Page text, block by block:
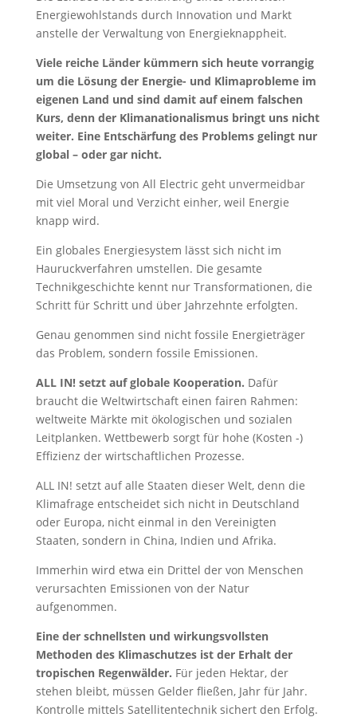
Energiewohlstands durch Innovation und Markt
anstelle der Verwaltung von Energieknappheit.
Viele reiche Länder kümmern sich heute vorrangig
um die Lösung der Energie- und Klimaprobleme im
eigenen Land und sind damit auf einem falschen
Kurs, denn der Klimanationalismus bringt uns nicht
weiter. Eine Entschärfung des Problems gelingt nur
global – oder gar nicht.
Die Umsetzung von All Electric geht unvermeidbar
mit viel Moral und Verzicht einher, weil Energie
knapp wird.
Ein globales Energiesystem lässt sich nicht im
Hauruckverfahren umstellen. Die gesamte
Technikgeschichte kennt nur Transformationen, die
Schritt für Schritt und über Jahrzehnte erfolgten.
Genau genommen sind nicht fossile Energieträger
das Problem, sondern fossile Emissionen.
ALL IN! setzt auf globale Kooperation. Dafür
braucht die Weltwirtschaft einen fairen Rahmen:
weltweite Märkte mit ökologischen und sozialen
Leitplanken. Wettbewerb sorgt für hohe (Kosten -)
Effizienz der wirtschaftlichen Prozesse.
ALL IN! setzt auf alle Staaten dieser Welt, denn die
Klimafrage entscheidet sich nicht in Deutschland
oder Europa, nicht einmal in den Vereinigten
Staaten, sondern in China, Indien und Afrika.
Immerhin wird etwa ein Drittel der von Menschen
verursachten Emissionen von der Natur
aufgenommen.
Eine der schnellsten und wirkungsvollsten
Methoden des Klimaschutzes ist der Erhalt der
tropischen Regenwälder. Für jeden Hektar, der
stehen bleibt, müssen Gelder fließen, Jahr für Jahr.
Kontrolle mittels Satellitentechnik sichert den Erfolg.